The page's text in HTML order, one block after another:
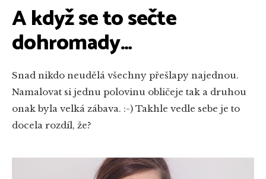
A když se to sečte
dohromady…
Snad nikdo neudělá všechny přešlapy najednou.
Namalovat si jednu polovinu obličeje tak a druhou
onak byla velká zábava. :-) Takhle vedle sebe je to
docela rozdíl, že?